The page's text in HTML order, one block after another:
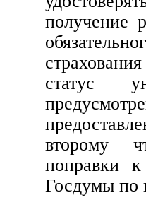
получение
статус
второму
поправки
Госдумы по